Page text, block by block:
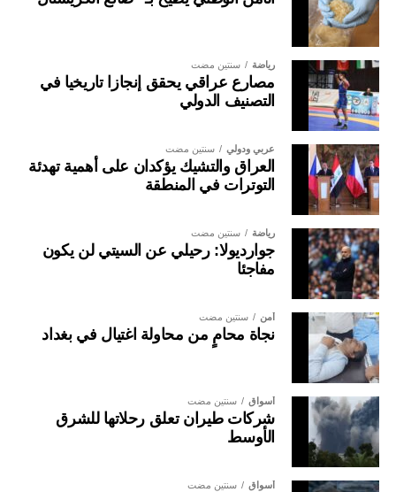
رياضة سنتين مضت
مصارع عراقي يحقق إنجازا تاريخيا في
التصنيف الدولي
عربي ودولي سنتين مضت
العراق والتشيك يؤكدان على أهمية تهدئة
التوترات في المنطقة
رياضة سنتين مضت
جوارديولا: رحيلي عن السيتي لن يكون
مفاجئا
أمن سنتين مضت
نجاة محامٍ من محاولة اغتيال في بغداد
أسواق سنتين مضت
شركات طيران تعلق رحلاتها للشرق
الأوسط
أسواق سنتين مضت